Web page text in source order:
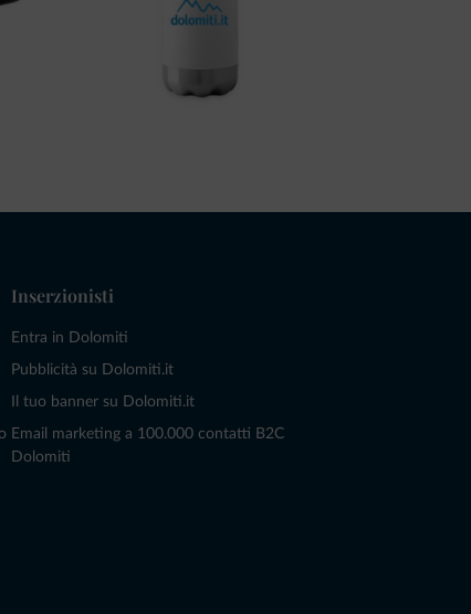
Inserzionisti
Entra in Dolomiti
Pubblicità su Dolomiti.it
Il tuo banner su Dolomiti.it
Email marketing a 100.000 contatti B2C
Dolomiti